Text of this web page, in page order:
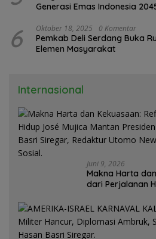
Generasi Emas Indonesia
6 Oktober 18, 2025 0 Komentar
Pemkab Deli Serdang Buka
Elemen Masyarakat
Internasional
Juni 9, 2026
Makna Harta
dari Perjalanan
Basri Siregar,
Rubrik: Opini &